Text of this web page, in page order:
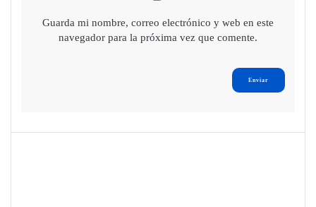
Guarda mi nombre, correo electrónico y web en este
navegador para la próxima vez que comente.